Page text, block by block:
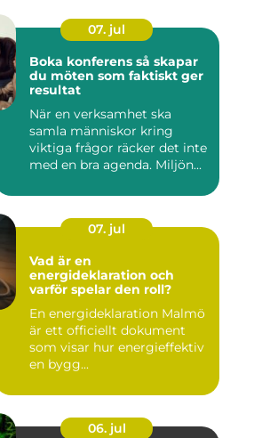
07. jul
Boka konferens så skapar
du möten som faktiskt ger
resultat
När en verksamhet ska
samla människor kring
viktiga frågor räcker det inte
med en bra agenda. Miljön...
07. jul
Vad är en
energideklaration och
varför spelar den roll?
En energideklaration Malmö
är ett officiellt dokument
som visar hur energieffektiv
en bygg...
06. jul